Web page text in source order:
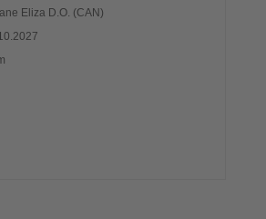
Eliza D.O. (CAN)